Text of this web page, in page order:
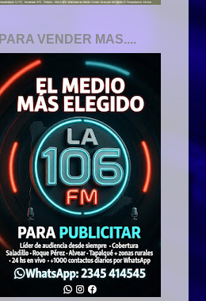
PARA VENDER MAS....